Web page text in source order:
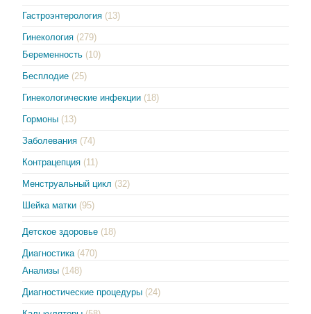
Гастроэнтерология (13)
Гинекология (279)
Беременность (10)
Бесплодие (25)
Гинекологические инфекции (18)
Гормоны (13)
Заболевания (74)
Контрацепция (11)
Менструальный цикл (32)
Шейка матки (95)
Детское здоровье (18)
Диагностика (470)
Анализы (148)
Диагностические процедуры (24)